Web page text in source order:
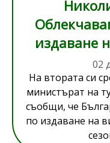
издаване
02
На втората си
министърат на
съобщи, че
по издаване на